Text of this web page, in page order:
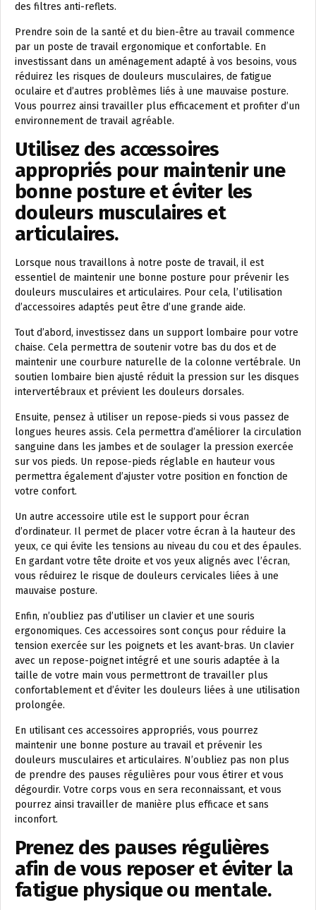
des filtres anti-reflets.
Prendre soin de la santé et du bien-être au travail commence
par un poste de travail ergonomique et confortable. En
investissant dans un aménagement adapté à vos besoins, vous
réduirez les risques de douleurs musculaires, de fatigue
oculaire et d’autres problèmes liés à une mauvaise posture.
Vous pourrez ainsi travailler plus efficacement et profiter d’un
environnement de travail agréable.
Utilisez des accessoires
appropriés pour maintenir une
bonne posture et éviter les
douleurs musculaires et
articulaires.
Lorsque nous travaillons à notre poste de travail, il est
essentiel de maintenir une bonne posture pour prévenir les
douleurs musculaires et articulaires. Pour cela, l’utilisation
d’accessoires adaptés peut être d’une grande aide.
Tout d’abord, investissez dans un support lombaire pour votre
chaise. Cela permettra de soutenir votre bas du dos et de
maintenir une courbure naturelle de la colonne vertébrale. Un
soutien lombaire bien ajusté réduit la pression sur les disques
intervertébraux et prévient les douleurs dorsales.
Ensuite, pensez à utiliser un repose-pieds si vous passez de
longues heures assis. Cela permettra d’améliorer la circulation
sanguine dans les jambes et de soulager la pression exercée
sur vos pieds. Un repose-pieds réglable en hauteur vous
permettra également d’ajuster votre position en fonction de
votre confort.
Un autre accessoire utile est le support pour écran
d’ordinateur. Il permet de placer votre écran à la hauteur des
yeux, ce qui évite les tensions au niveau du cou et des épaules.
En gardant votre tête droite et vos yeux alignés avec l’écran,
vous réduirez le risque de douleurs cervicales liées à une
mauvaise posture.
Enfin, n’oubliez pas d’utiliser un clavier et une souris
ergonomiques. Ces accessoires sont conçus pour réduire la
tension exercée sur les poignets et les avant-bras. Un clavier
avec un repose-poignet intégré et une souris adaptée à la
taille de votre main vous permettront de travailler plus
confortablement et d’éviter les douleurs liées à une utilisation
prolongée.
En utilisant ces accessoires appropriés, vous pourrez
maintenir une bonne posture au travail et prévenir les
douleurs musculaires et articulaires. N’oubliez pas non plus
de prendre des pauses régulières pour vous étirer et vous
dégourdir. Votre corps vous en sera reconnaissant, et vous
pourrez ainsi travailler de manière plus efficace et sans
inconfort.
Prenez des pauses régulières
afin de vous reposer et éviter la
fatigue physique ou mentale.